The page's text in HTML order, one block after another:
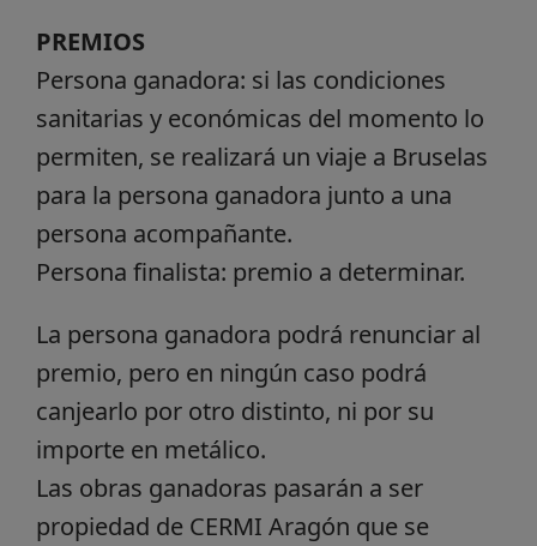
PREMIOS
Persona ganadora: si las condiciones
sanitarias y económicas del momento lo
permiten, se realizará un viaje a Bruselas
para la persona ganadora junto a una
persona acompañante.
Persona finalista: premio a determinar.
La persona ganadora podrá renunciar al
premio, pero en ningún caso podrá
canjearlo por otro distinto, ni por su
importe en metálico.
Las obras ganadoras pasarán a ser
propiedad de CERMI Aragón que se